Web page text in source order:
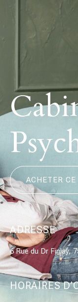
ACHETER
ADRESSE
6 Rue du Dr Finlay,
HORAIRES